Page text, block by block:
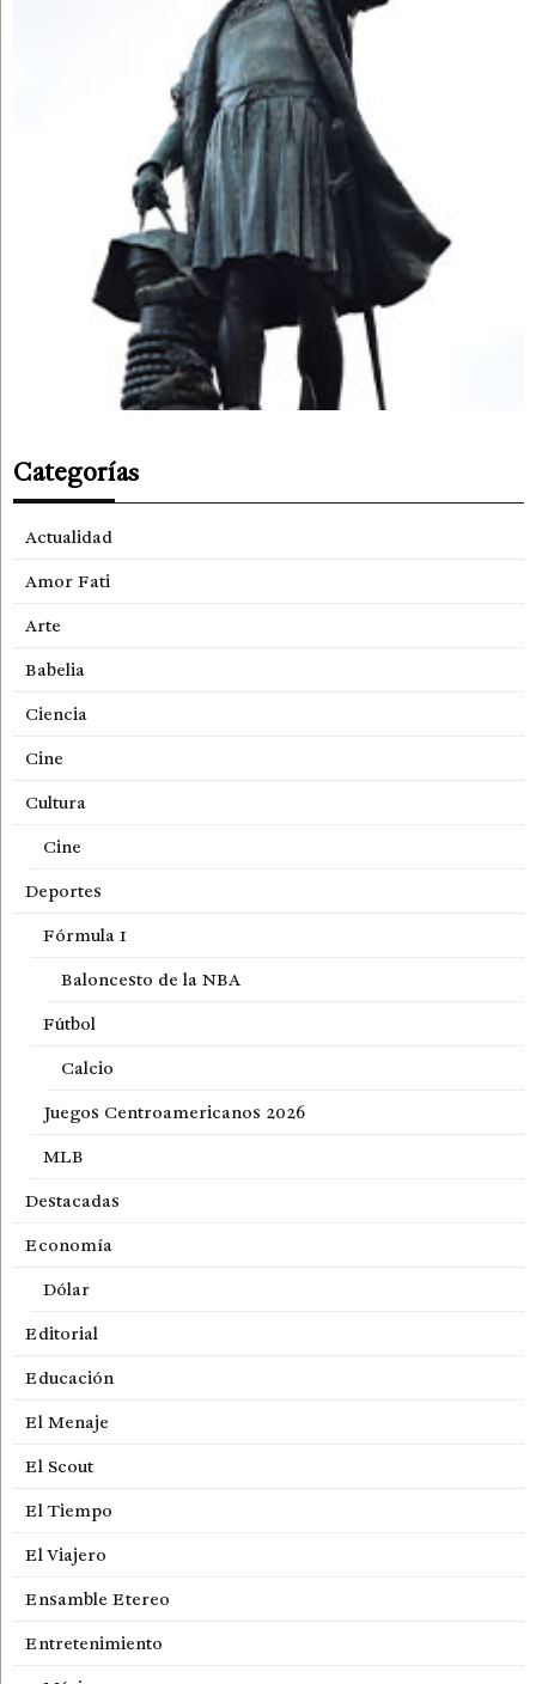
Categorías
Actualidad
Amor Fati
Arte
Babelia
Ciencia
Cine
Cultura
Cine
Deportes
Fórmula 1
Baloncesto de la NBA
Fútbol
Calcio
Juegos Centroamericanos 2026
MLB
Destacadas
Economía
Dólar
Editorial
Educación
El Menaje
El Scout
El Tiempo
El Viajero
Ensamble Etereo
Entretenimiento